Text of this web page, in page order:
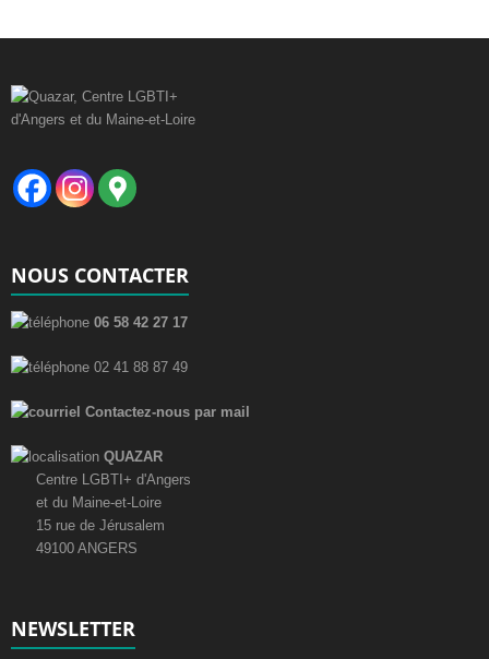
NOUS CONTACTER
06 58 42 27 17
02 41 88 87 49
Contactez-nous par mail
QUAZAR
Centre LGBTI+ d'Angers
et du Maine-et-Loire
15 rue de Jérusalem
49100 ANGERS
NEWSLETTER